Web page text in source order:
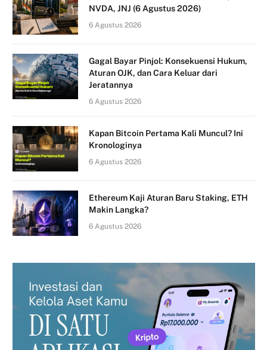
NVDA, JNJ (6 Agustus 2026)
6 Agustus 2026
Gagal Bayar Pinjol: Konsekuensi Hukum,
Aturan OJK, dan Cara Keluar dari
Jeratannya
6 Agustus 2026
Kapan Bitcoin Pertama Kali Muncul? Ini
Kronologinya
6 Agustus 2026
Ethereum Kaji Aturan Baru Staking, ETH
Makin Langka?
6 Agustus 2026